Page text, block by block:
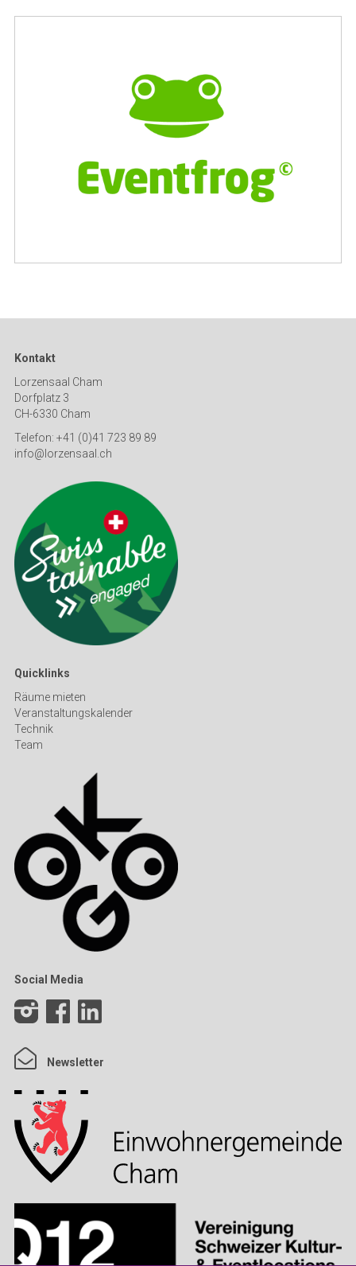
Kontakt
Lorzensaal Cham
Dorfplatz 3
CH-6330 Cham
Telefon: +41 (0)41 723 89 89
info@lorzensaal.ch
Quicklinks
Räume mieten
Veranstaltungskalender
Technik
Team
Social Media
Newsletter